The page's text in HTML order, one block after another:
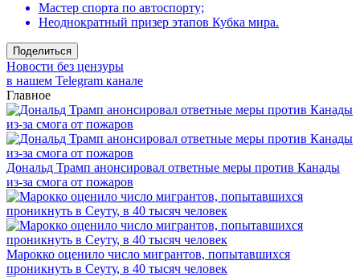
Мастер спорта по автоспорту;
Неоднократный призер этапов Кубка мира.
Поделиться
Новости без цензуры
в нашем Telegram канале
Главное
Дональд Трамп анонсировал ответные меры против Канады
из-за смога от пожаров
Марокко оценило число мигрантов, попытавшихся
проникнуть в Сеуту, в 40 тысяч человек